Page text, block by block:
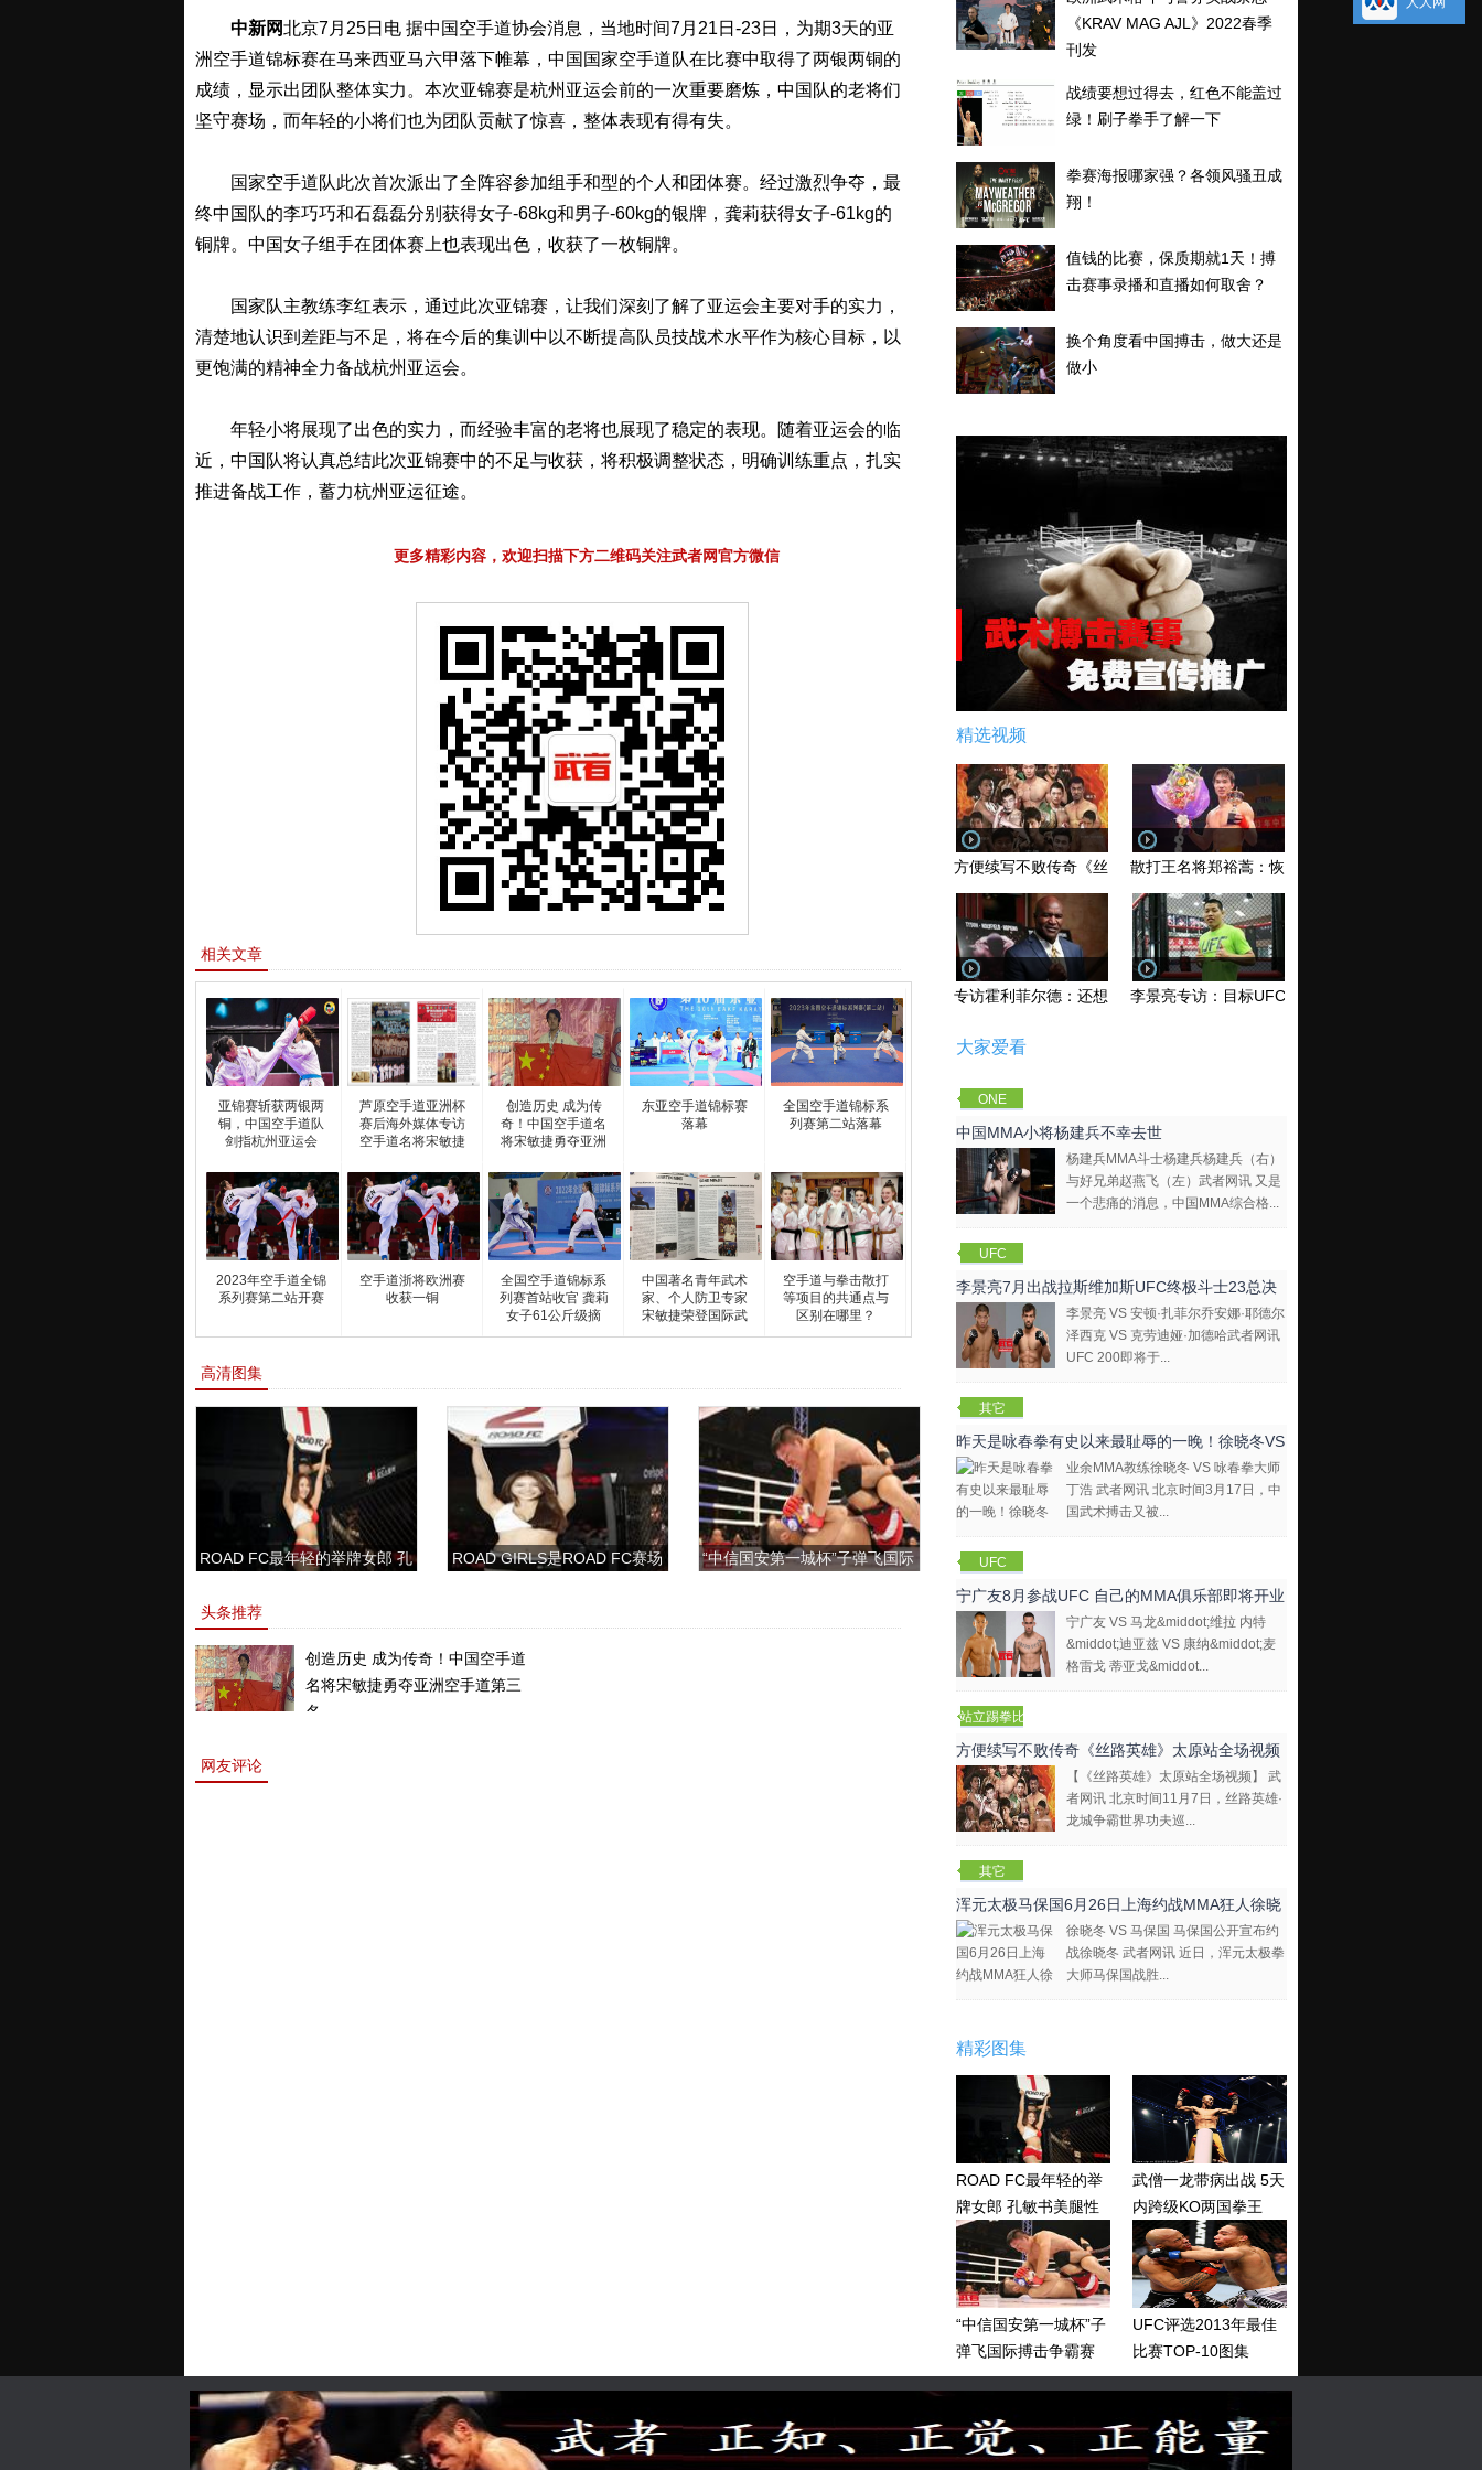
中新网北京7月25日电 据中国空手道协会消息，当地时间7月21日-23日，为期3天的亚
洲空手道锦标赛在马来西亚马六甲落下帷幕，中国国家空手道队在比赛中取得了两银两铜的
成绩，显示出团队整体实力。本次亚锦赛是杭州亚运会前的一次重要磨炼，中国队的老将们
坚守赛场，而年轻的小将们也为团队贡献了惊喜，整体表现有得有失。
国家空手道队此次首次派出了全阵容参加组手和型的个人和团体赛。经过激烈争夺，最
终中国队的李巧巧和石磊磊分别获得女子-68kg和男子-60kg的银牌，龚莉获得女子-61kg的
铜牌。中国女子组手在团体赛上也表现出色，收获了一枚铜牌。
国家队主教练李红表示，通过此次亚锦赛，让我们深刻了解了亚运会主要对手的实力，
清楚地认识到差距与不足，将在今后的集训中以不断提高队员技战术水平作为核心目标，以
更饱满的精神全力备战杭州亚运会。
年轻小将展现了出色的实力，而经验丰富的老将也展现了稳定的表现。随着亚运会的临
近，中国队将认真总结此次亚锦赛中的不足与收获，将积极调整状态，明确训练重点，扎实
推进备战工作，蓄力杭州亚运征途。
更多精彩内容，欢迎扫描下方二维码关注武者网官方微信
相关文章
亚锦赛斩获两银两
铜，中国空手道队
剑指杭州亚运会
芦原空手道亚洲杯
赛后海外媒体专访
空手道名将宋敏捷
创造历史 成为传
奇！中国空手道名
将宋敏捷勇夺亚洲
东亚空手道锦标赛
落幕
全国空手道锦标系
列赛第二站落幕
2023年空手道全锦
系列赛第二站开赛
空手道浙将欧洲赛
收获一铜
全国空手道锦标系
列赛首站收官 龚莉
女子61公斤级摘
中国著名青年武术
家、个人防卫专家
宋敏捷荣登国际武
空手道与拳击散打
等项目的共通点与
区别在哪里？
高清图集
ROAD FC最年轻的举牌女郎 孔
ROAD GIRLS是ROAD FC赛场
“中信国安第一城杯”子弹飞国际
头条推荐
创造历史 成为传奇！中国空手道
名将宋敏捷勇夺亚洲空手道第三
名。
网友评论
《KRAV MAG AJL》2022春季
刊发
战绩要想过得去，红色不能盖过
绿！刷子拳手了解一下
拳赛海报哪家强？各领风骚丑成
翔！
值钱的比赛，保质期就1天！搏
击赛事录播和直播如何取舍？
换个角度看中国搏击，做大还是
做小
精选视频
方便续写不败传奇《丝路英雄》太原站全场视频
散打王名将郑裕蒿：恢复训练 有望回归擂台
专访霍利菲尔德：还想再和泰森干一架！李景亮专访：目标UFC金腰带 不做打酱油
大家爱看
ONE
Champions
hip
中国MMA小将杨建兵不幸去世
杨建兵MMA斗士杨建兵杨建兵（右）
与好兄弟赵燕飞（左）武者网讯 又是
一个悲痛的消息，中国MMA综合格...
UFC
李景亮7月出战拉斯维加斯UFC终极斗士23总决
李景亮 VS 安顿·扎菲尔乔安娜·耶德尔
泽西克 VS 克劳迪娅·加德哈武者网讯
UFC 200即将于...
其它
昨天是咏春拳有史以来最耻辱的一晚！徐晓冬VS
咏春拳大师
业余MMA教练徐晓冬 VS 咏春拳大师
丁浩 武者网讯 北京时间3月17日，中
国武术搏击又被...
UFC
宁广友8月参战UFC 自己的MMA俱乐部即将开业
宁广友 VS 马龙&middot;维拉 内特
&middot;迪亚兹 VS 康纳&middot;麦
格雷戈 蒂亚戈&middot...
站立踢拳比
赛视频
方便续写不败传奇《丝路英雄》太原站全场视频
【《丝路英雄》太原站全场视频】 武
者网讯 北京时间11月7日，丝路英雄·
龙城争霸世界功夫巡...
其它
浑元太极马保国6月26日上海约战MMA狂人徐晓
冬
徐晓冬 VS 马保国 马保国公开宣布约
战徐晓冬 武者网讯 近日，浑元太极拳
大师马保国战胜...
精彩图集
ROAD FC最年轻的举
牌女郎 孔敏书美腿性
感眼神清纯
武僧一龙带病出战 5天
内跨级KO两国拳王
“中信国安第一城杯”子
弹飞国际搏击争霸赛
UFC评选2013年最佳
比赛TOP-10图集